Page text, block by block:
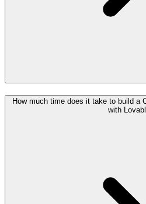
How much time does it take to build a
with